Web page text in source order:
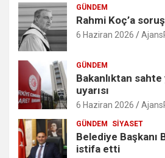
GÜNDEM
Rahmi Koç’a
6 Haziran 2026
GÜNDEM
Bakanlıktan
uyarısı
6 Haziran 2026
GÜNDEM SIYASET
Belediye Başkanı
istifa etti